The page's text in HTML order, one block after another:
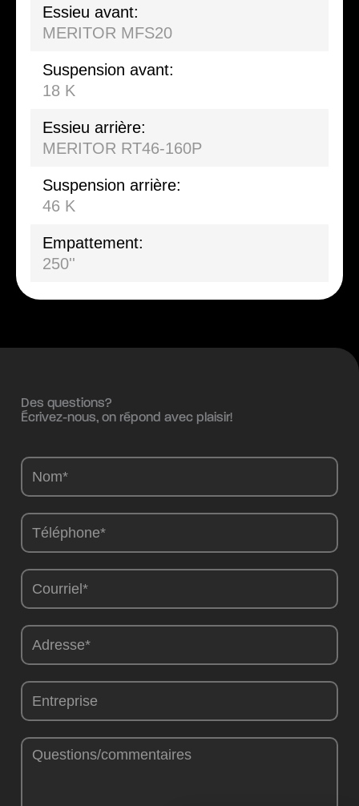
Essieu avant:
MERITOR MFS20
Suspension avant:
18 K
Essieu arrière:
MERITOR RT46-160P
Suspension arrière:
46 K
Empattement:
250''
Des questions?
Écrivez-nous, on répond avec plaisir!
Camions
FR